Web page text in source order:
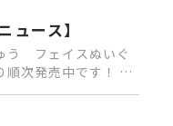
ュース】
う フェイスぬいぐ
次発売中です！ 大